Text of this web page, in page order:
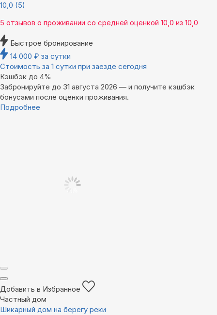
10,0 (5)
5 отзывов о проживании со средней оценкой 10,0 из 10,0
Быстрое бронирование
14 000 ₽ за сутки
Стоимость за 1 сутки при заезде сегодня
Кэшбэк до 4%
Забронируйте до 31 августа 2026 — и получите кэшбэк
бонусами после оценки проживания.
Подробнее
Добавить в Избранное
Частный дом
Шикарный дом на берегу реки